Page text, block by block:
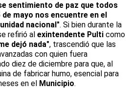
sentimiento de paz que todos
de mayo nos encuentre en el
nacional". Si bien durante la
refirió al exintendente Pulti como
dejó nada", trascendió que las
con quien fuera
diez de diciembre para que, al
de fabricar humo, esencial para
en el Municipio.